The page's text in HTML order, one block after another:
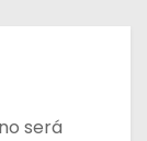
será